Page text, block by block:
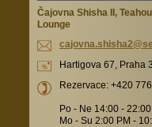
Čajovna Shisha II,
Lounge
cajovna.shisha2@
Hartigova 67, Praha 3
Rezervace: +420
Po - Ne 14:00 - 22:00
Mo - Su 2:00 PM -